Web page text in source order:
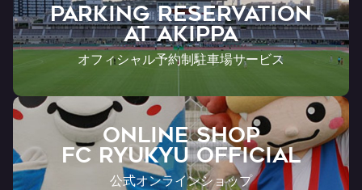
PARKING RESERVATION
AT Akippa
オフィシャル予約制駐車場サービス
ONLINE SHOP
FC RYUKYU OFFICIAL
公式オンラインショップ